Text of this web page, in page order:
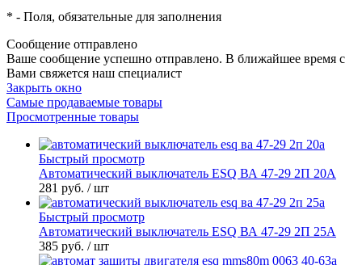
* - Поля, обязательные для заполнения
Сообщение отправлено
Ваше сообщение успешно отправлено. В ближайшее время с
Вами свяжется наш специалист
Закрыть окно
Самые продаваемые товары
Просмотренные товары
Быстрый просмотр
Автоматический выключатель ESQ ВА 47-29 2П 20А
281 руб. / шт
Быстрый просмотр
Автоматический выключатель ESQ ВА 47-29 2П 25А
385 руб. / шт